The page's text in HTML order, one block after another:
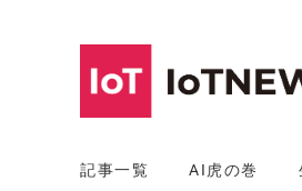
記事一覧 AI虎の巻